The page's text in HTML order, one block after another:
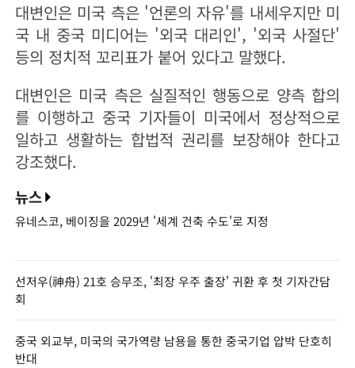
대변인은 미국 측은 '언론의 자유'를 내세우지만 미
국 내 중국 미디어는 '외국 대리인', '외국 사절단'
등의 정치적 꼬리표가 붙어 있다고 말했다.
대변인은 미국 측은 실질적인 행동으로 양측 합의
를 이행하고 중국 기자들이 미국에서 정상적으로
일하고 생활하는 합법적 권리를 보장해야 한다고
강조했다.
뉴스
유네스코, 베이징을 2029년 '세계 건축 수도'로 지정
선저우(神舟) 21호 승무조, '최장 우주 출장' 귀환 후 첫 기자간담
회
중국 외교부, 미국의 국가역량 남용을 통한 중국기업 압박 단호히
반대